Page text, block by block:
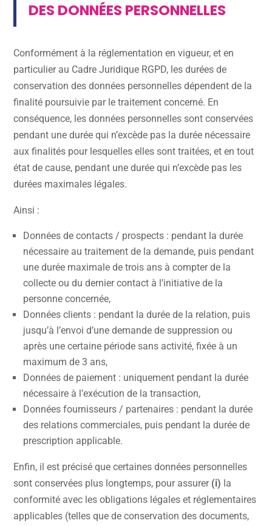
DES DONNÉES PERSONNELLES
Conformément à la réglementation en vigueur, et en
particulier au Cadre Juridique RGPD, les durées de
conservation des données personnelles dépendent de la
finalité poursuivie par le traitement concerné. En
conséquence, les données personnelles sont conservées
pendant une durée qui n’excède pas la durée nécessaire
aux finalités pour lesquelles elles sont traitées, et en tout
état de cause, pendant une durée qui n’excède pas les
durées maximales légales.
Ainsi :
Données de contacts / prospects : pendant la durée
nécessaire au traitement de la demande, puis pendant
une durée maximale de trois ans à compter de la
collecte ou du dernier contact à l’initiative de la
personne concernée,
Données clients : pendant la durée de la relation, puis
jusqu’à l’envoi d’une demande de suppression ou
après une certaine période sans activité, fixée à un
maximum de 3 ans,
Données de paiement : uniquement pendant la durée
nécessaire à l’exécution de la transaction,
Données fournisseurs / partenaires : pendant la durée
des relations commerciales, puis pendant la durée de
prescription applicable.
Enfin, il est précisé que certaines données personnelles
sont conservées plus longtemps, pour assurer (i) la
conformité avec les obligations légales et réglementaires
applicables (telles que de conservation des documents,